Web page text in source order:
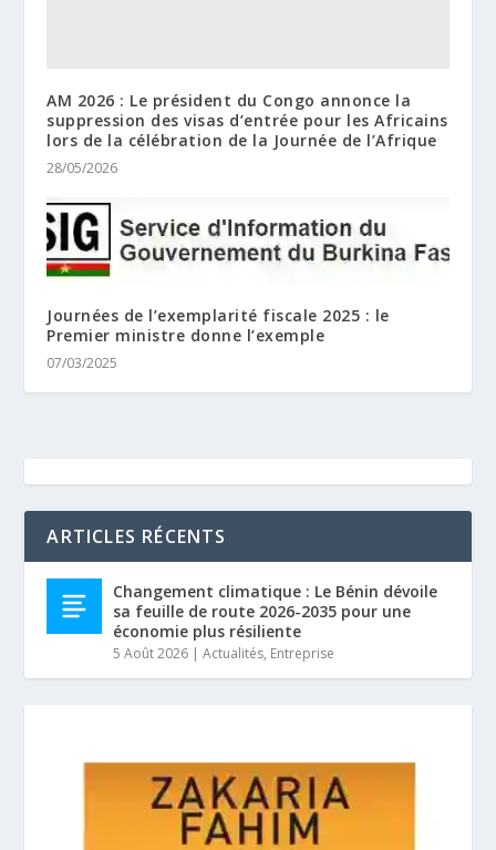
AM 2026 : Le président du Congo annonce la
suppression des visas d’entrée pour les Africains
lors de la célébration de la Journée de l’Afrique
28/05/2026
Journées de l’exemplarité fiscale 2025 : le
Premier ministre donne l’exemple
07/03/2025
ARTICLES RÉCENTS
Changement climatique : Le Bénin dévoile
sa feuille de route 2026-2035 pour une
économie plus résiliente
5 Août 2026 |Actualités, Entreprise